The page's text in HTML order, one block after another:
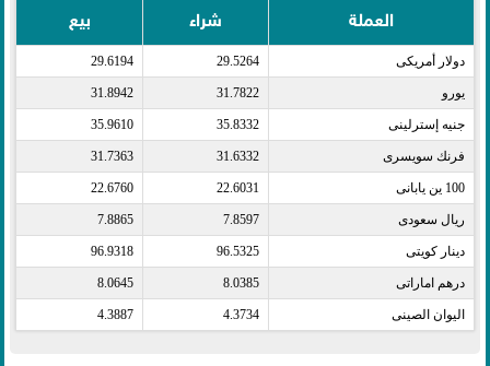
العملة شراء بيع
دولار أمريكى​ 29.5264
29.6194
يورو​ 31.7822
31.8942
جنيه إسترلينى​ 35.8332
35.9610
فرنك سويسرى​ 31.6332
31.7363
100 ين يابانى​ 22.6031
22.6760
ريال سعودى​ 7.8597
7.8865
دينار كويتى​ 96.5325
96.9318
درهم اماراتى​ 8.0385
8.0645
اليوان الصينى​ 4.3734
4.3887